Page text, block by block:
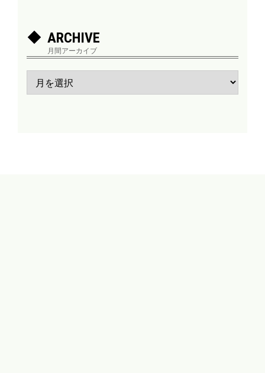
ARCHIVE
月間アーカイブ